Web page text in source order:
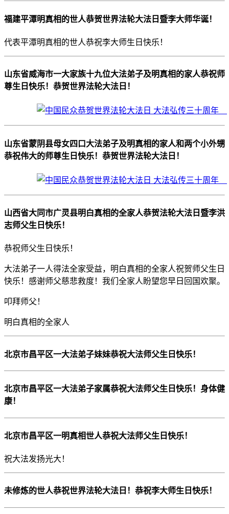
福建平潭明真相的世人恭贺世界法轮大法日暨李大师华诞！
代表平潭明真相的世人恭祝李大师生日快乐！
山东省威海市一大家族十九位大法弟子及明真相的家人恭祝师
尊生日快乐！恭贺世界法轮大法日！
山东省蒙阴县母女四口大法弟子及明真相的家人和两个小外甥
恭祝伟大的师尊生日快乐！恭贺世界法轮大法日！
山西省大同市广灵县明白真相的全家人恭贺法轮大法日暨李洪
志师父生日快乐！
恭祝师父生日快乐！
大法弟子一人得法全家受益，明白真相的全家人祝贺师父生日
快乐！感谢师父慈悲救度！我们全家人盼望您早日回国欢聚。
叩拜师父！
明白真相的全家人
北京市昌平区一大法弟子妹妹恭祝大法师父生日快乐！
北京市昌平区一大法弟子家属恭祝大法师父生日快乐！身体健
康！
北京市昌平区一明真相世人恭祝大法师父生日快乐！
祝大法发扬光大！
未修炼的世人恭祝世界法轮大法日！恭祝李大师生日快乐！